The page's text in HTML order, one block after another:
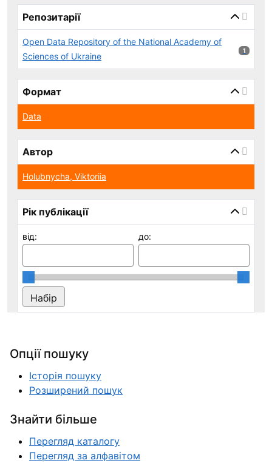
Репозитарії
Open Data Repository of the National Academy of
Sciences of Ukraine
1
1
Формат
Data
Автор
Holubnycha, Viktoriia
Рік публікації
від: до:
Опції пошуку
Історія пошуку
Розширений пошук
Знайти більше
Перегляд каталогу
Перегляд за алфавітом